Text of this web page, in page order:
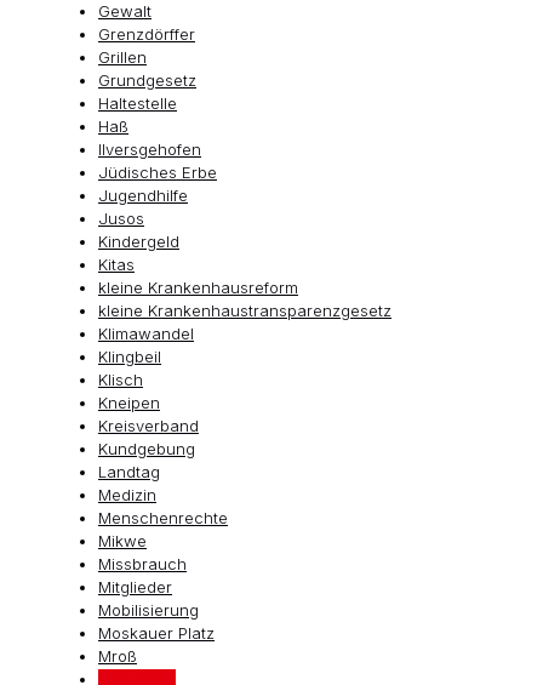
Gewalt
Grenzdörffer
Grillen
Grundgesetz
Haltestelle
Haß
Ilversgehofen
Jüdisches Erbe
Jugendhilfe
Jusos
Kindergeld
Kitas
kleine Krankenhausreform
kleine Krankenhaustransparenzgesetz
Klimawandel
Klingbeil
Klisch
Kneipen
Kreisverband
Kundgebung
Landtag
Medizin
Menschenrechte
Mikwe
Missbrauch
Mitglieder
Mobilisierung
Moskauer Platz
Mroß